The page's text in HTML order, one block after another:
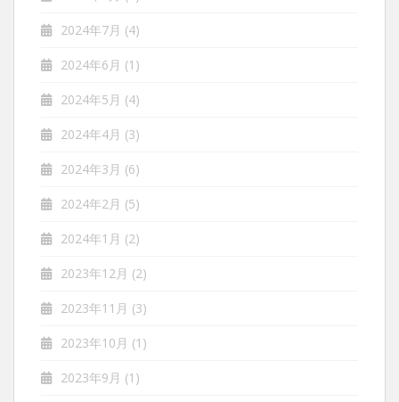
2024年7月 (4)
2024年6月 (1)
2024年5月 (4)
2024年4月 (3)
2024年3月 (6)
2024年2月 (5)
2024年1月 (2)
2023年12月 (2)
2023年11月 (3)
2023年10月 (1)
2023年9月 (1)